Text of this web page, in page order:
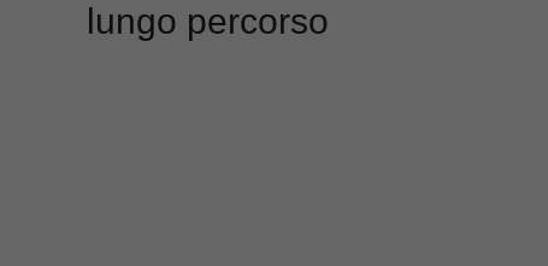
lungo percorso